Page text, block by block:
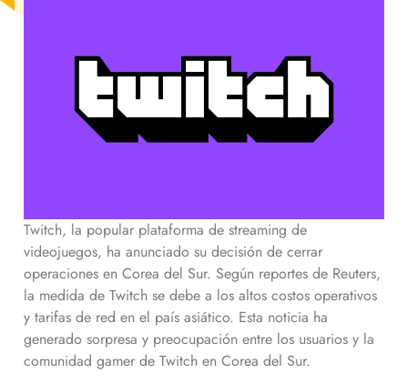
Twitch, la popular plataforma de streaming de
videojuegos, ha anunciado su decisión de cerrar
operaciones en Corea del Sur. Según reportes de Reuters,
la medida de Twitch se debe a los altos costos operativos
y tarifas de red en el país asiático. Esta noticia ha
generado sorpresa y preocupación entre los usuarios y la
comunidad gamer de Twitch en Corea del Sur.